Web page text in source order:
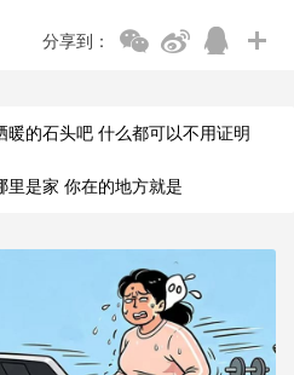
分享到：
暖的石头吧 什么都可以不用证明
里是家 你在的地方就是